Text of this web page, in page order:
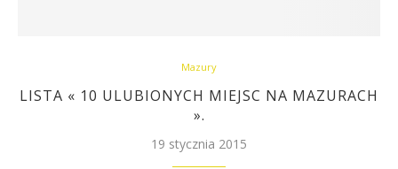
Mazury
LISTA « 10 ULUBIONYCH MIEJSC NA MAZURACH
».
19 stycznia 2015